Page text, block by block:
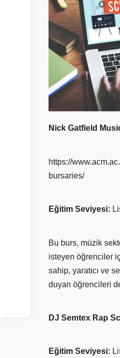
Nick Gatfield
https://
bursaries/
Eğitim Seviyesi:
Bu burs, müzik
isteyen öğrenciler
sahip, yaratıcı ve
duyan öğrencileri
DJ Semtex Rap
Eğitim Seviyesi: